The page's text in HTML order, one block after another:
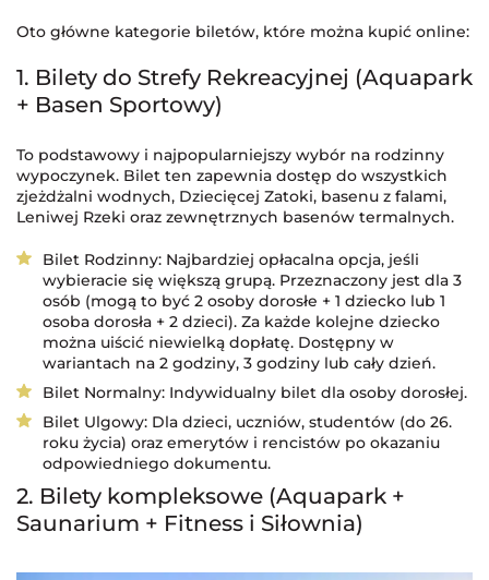
Oto główne kategorie biletów, które można kupić online:
1. Bilety do Strefy Rekreacyjnej (Aquapark
+ Basen Sportowy)
To podstawowy i najpopularniejszy wybór na rodzinny
wypoczynek. Bilet ten zapewnia dostęp do wszystkich
zjeżdżalni wodnych, Dziecięcej Zatoki, basenu z falami,
Leniwej Rzeki oraz zewnętrznych basenów termalnych.
Bilet Rodzinny: Najbardziej opłacalna opcja, jeśli
wybieracie się większą grupą. Przeznaczony jest dla 3
osób (mogą to być 2 osoby dorosłe + 1 dziecko lub 1
osoba dorosła + 2 dzieci). Za każde kolejne dziecko
można uiścić niewielką dopłatę. Dostępny w
wariantach na 2 godziny, 3 godziny lub cały dzień.
Bilet Normalny: Indywidualny bilet dla osoby dorosłej.
Bilet Ulgowy: Dla dzieci, uczniów, studentów (do 26.
roku życia) oraz emerytów i rencistów po okazaniu
odpowiedniego dokumentu.
2. Bilety kompleksowe (Aquapark +
Saunarium + Fitness i Siłownia)